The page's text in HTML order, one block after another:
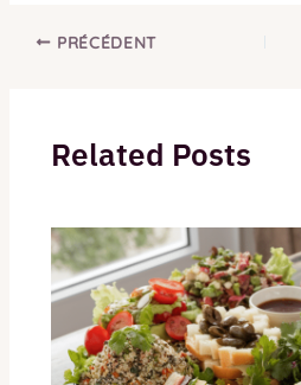
PRÉCÉDENT
Related Posts